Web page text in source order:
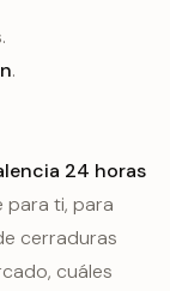
.
24 horas
para ti, para
cerraduras
cuáles